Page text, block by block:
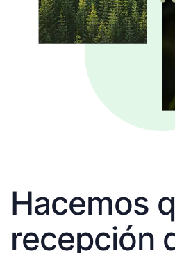
Hacemos
recepción